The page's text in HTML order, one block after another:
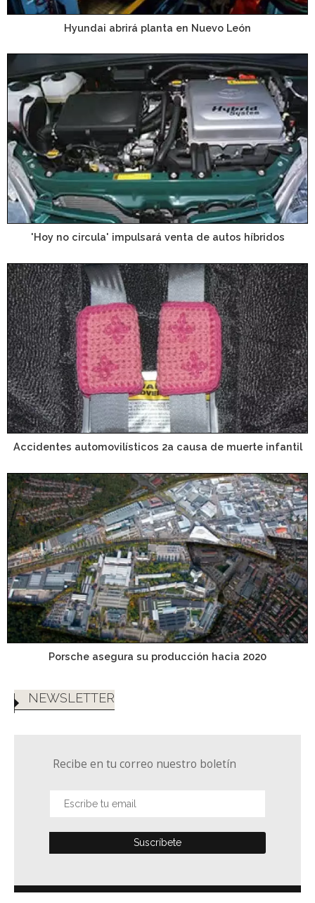
Hyundai abrirá planta en Nuevo León
'Hoy no circula' impulsará venta de autos híbridos
Accidentes automovilísticos 2a causa de muerte infantil
Porsche asegura su producción hacia 2020
NEWSLETTER
Recibe en tu correo nuestro boletín